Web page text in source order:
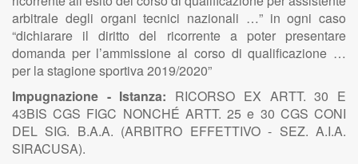
arbitrale degli organi tecnici nazionali …” in ogni caso
“dichiarare il diritto del ricorrente a poter presentare
domanda per l’ammissione al corso di qualificazione …
per la stagione sportiva 2019/2020”
Impugnazione - Istanza: RICORSO EX ARTT. 30 E
43BIS CGS FIGC NONCHÉ ARTT. 25 e 30 CGS CONI
DEL SIG. B.A.A. (ARBITRO EFFETTIVO - SEZ. A.I.A.
SIRACUSA).